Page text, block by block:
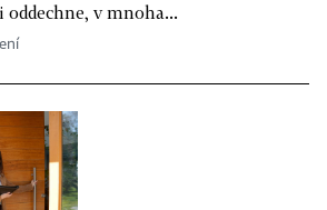
oddechne, v mnoha...